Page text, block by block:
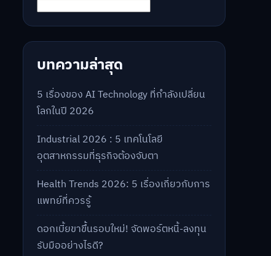
บทความล่าสุด
5 เรื่องของ AI Technology ที่กำลังเปลี่ยน
โลกในปี 2026
Industrial 2026 : 5 เทคโนโลยี
อุตสาหกรรมที่ธุรกิจต้องจับตา
Health Trends 2026: 5 เรื่องเกี่ยวกับการ
แพทย์ที่ควรรู้
ดอกเบี้ยขาขึ้นรอบใหม่! จัดพอร์ตหนี้-ลงทุน
รับมืออย่างไรดี?